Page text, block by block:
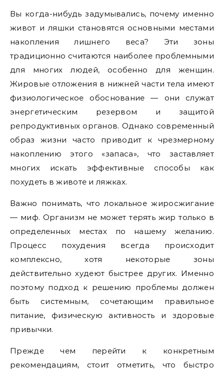
Вы когда-нибудь задумывались, почему именно
живот и ляшки становятся основными местами
накопления лишнего веса? Эти зоны
традиционно считаются наиболее проблемными
для многих людей, особенно для женщин.
Жировые отложения в нижней части тела имеют
физиологическое обоснование — они служат
энергетическим резервом и защитой
репродуктивных органов. Однако современный
образ жизни часто приводит к чрезмерному
накоплению этого «запаса», что заставляет
многих искать эффективные способы как
похудеть в животе и ляжках.
Важно понимать, что локальное жиросжигание
— миф. Организм не может терять жир только в
определенных местах по нашему желанию.
Процесс похудения всегда происходит
комплексно, хотя некоторые зоны
действительно худеют быстрее других. Именно
поэтому подход к решению проблемы должен
быть системным, сочетающим правильное
питание, физическую активность и здоровые
привычки.
Прежде чем перейти к конкретным
рекомендациям, стоит отметить, что быстро